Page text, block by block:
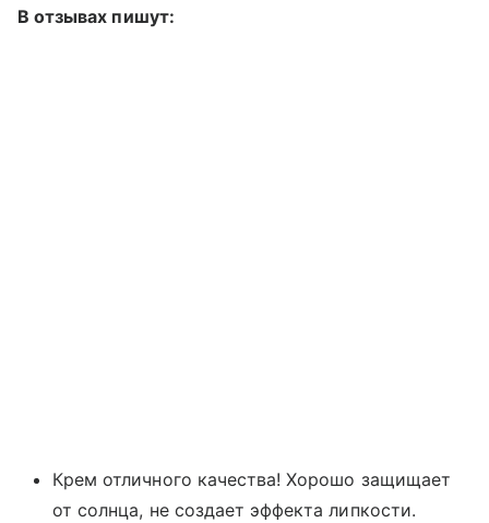
В отзывах пишут:
Крем отличного качества! Хорошо защищает
от солнца, не создает эффекта липкости.